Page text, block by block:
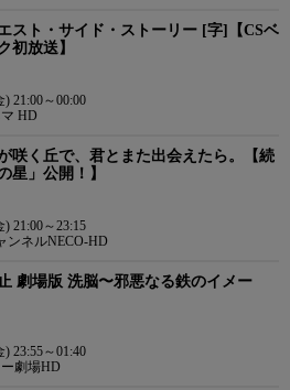
スト・サイド・ストーリー [字]【CSベ
初放送】
) 21:00～00:00
HD
咲く丘で、君とまた出会えたら。【続
星」公開！】
) 21:00～23:15
ンネルNECO-HD
劇場版 洗脳〜邪悪なる鉄のイメー
) 23:55～01:40
劇場HD